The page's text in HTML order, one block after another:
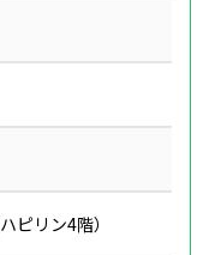
ピリン4階）